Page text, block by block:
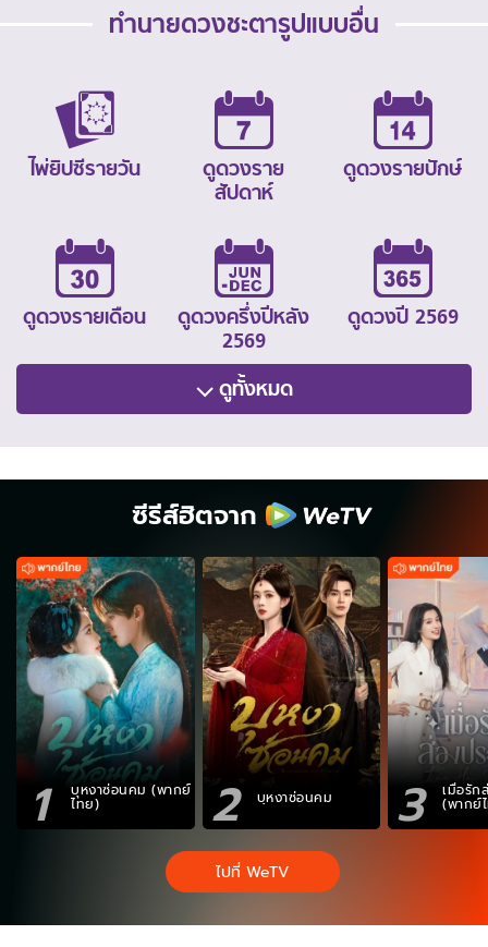
ทำนายดวงชะตารูปแบบอื่น
ไพ่ยิปซีรายวัน
ดูดวงราย
สัปดาห์
ดูดวงรายปักษ์
ดูดวงรายเดือน
ดูดวงครึ่งปีหลัง
2569
ดูดวงปี 2569
ดูทั้งหมด
ซีรีส์ฮิตจาก
1 บุหงาซ่อนคม (พากย์
ไทย) 2 บุหงาซ่อนคม 3 เมื่อรัก
(พากย์
ไปที่ WeTV